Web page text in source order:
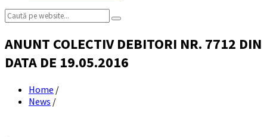
Search:
ANUNT COLECTIV DEBITORI NR. 7712 DIN
DATA DE 19.05.2016
Home /
News /